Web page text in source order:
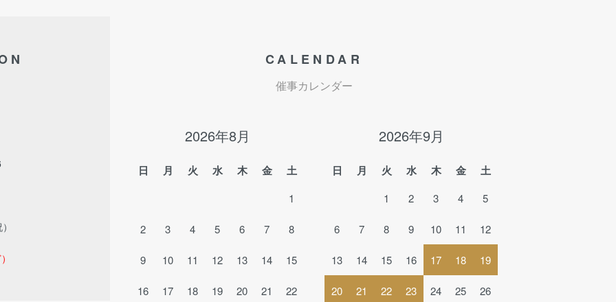
CALENDAR
催事カレンダー
2026年8月
日 月 火 水 木 金 土
1
2 3 4 5 6 7 8
9 10 11 12 13 14 15
16 17 18 19 20 21 22
2026年9月
日 月 火 水 木 金 土
1 2 3 4 5
6 7 8 9 10 11 12
13 14 15 16 17 18 19
20 21 22 23 24 25 26